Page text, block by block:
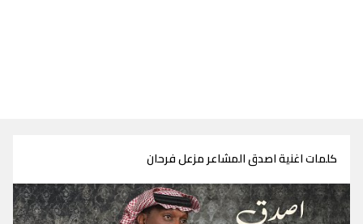
كلمات اغنية اصدق المشاعر مزعل فرحان